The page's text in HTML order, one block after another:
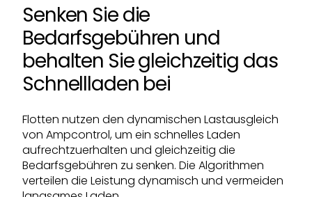
Senken Sie die
Bedarfsgebühren und
behalten Sie gleichzeitig das
Schnellladen bei
Flotten nutzen den dynamischen Lastausgleich
von Ampcontrol, um ein schnelles Laden
aufrechtzuerhalten und gleichzeitig die
Bedarfsgebühren zu senken. Die Algorithmen
verteilen die Leistung dynamisch und vermeiden